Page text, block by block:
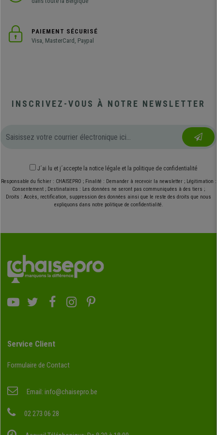
PAIEMENT SÉCURISÉ
Visa, MasterCard, Paypal
INSCRIVEZ-VOUS À NOTRE NEWSLETTER
J´ai lu et j´accepte la notice légale et la politique de confidentialité
Responsable du fichier : CHAISEPRO ; Finalité : Demander à recevoir la newsletter ; Légitimation :
Consentement ; Destinataires : Les données ne seront pas communiquées à des tiers ;
Droits : Accès, rectification, suppression des données ainsi que le reste des droits que nous
expliquons dans notre politique de confidentialité.
Service Client
Formulaire de Contact
Email: info@chaisepro.be
02 273 06 28